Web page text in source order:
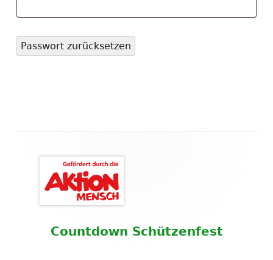
Passwort zurücksetzen
Haupt-
Seitenleiste
Countdown Schützenfest